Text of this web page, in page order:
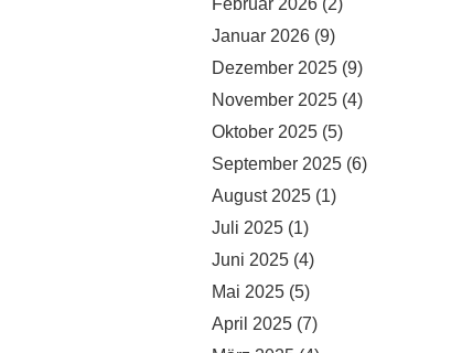
Januar 2026 (9)
Dezember 2025 (9)
November 2025 (4)
Oktober 2025 (5)
September 2025 (6)
August 2025 (1)
Juli 2025 (1)
Juni 2025 (4)
Mai 2025 (5)
April 2025 (7)